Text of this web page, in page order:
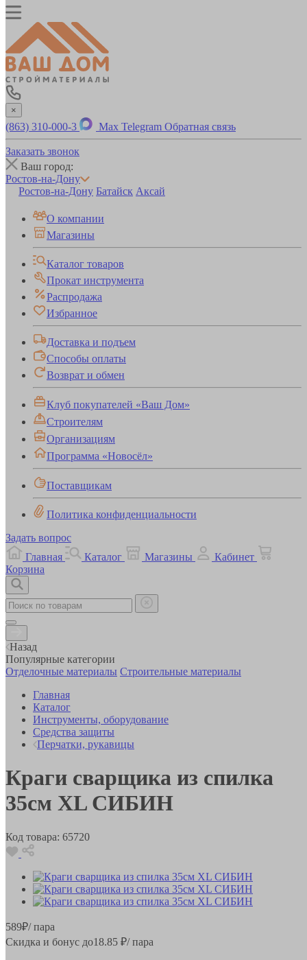
×
(863) 310-000-3 Max Telegram Обратная связь
Заказать звонок
Ваш город:
Ростов-на-Дону
Ростов-на-Дону Батайск Аксай
О компании
Магазины
Каталог товаров
Прокат инструмента
Распродажа
Избранное
Доставка и подъем
Способы оплаты
Возврат и обмен
Клуб покупателей «Ваш Дом»
Строителям
Организациям
Программа «Новосёл»
Поставщикам
Политика конфиденциальности
Задать вопрос
Главная
Каталог Магазины
Кабинет
Корзина
Назад
Популярные категории
Отделочные материалы Строительные материалы
Главная
Каталог
Инструменты, оборудование
Средства защиты
Перчатки, рукавицы
Краги сварщика из спилка
35см XL СИБИН
Код товара: 65720
589₽/ пара
Скидка и бонус до18.85 ₽/ пара